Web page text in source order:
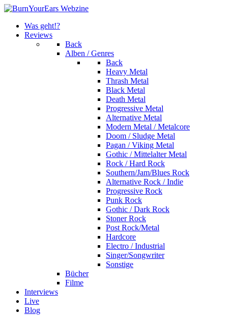
Was geht!?
Reviews
Back
Alben / Genres
Back
Heavy Metal
Thrash Metal
Black Metal
Death Metal
Progressive Metal
Alternative Metal
Modern Metal / Metalcore
Doom / Sludge Metal
Pagan / Viking Metal
Gothic / Mittelalter Metal
Rock / Hard Rock
Southern/Jam/Blues Rock
Alternative Rock / Indie
Progressive Rock
Punk Rock
Gothic / Dark Rock
Stoner Rock
Post Rock/Metal
Hardcore
Electro / Industrial
Singer/Songwriter
Sonstige
Bücher
Filme
Interviews
Live
Blog